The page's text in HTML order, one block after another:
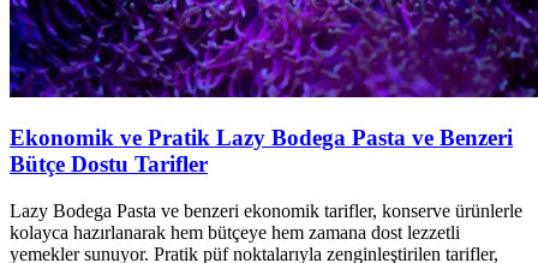
Ekonomik ve Pratik Lazy Bodega Pasta ve Benzeri
Bütçe Dostu Tarifler
Lazy Bodega Pasta ve benzeri ekonomik tarifler, konserve ürünlerle
kolayca hazırlanarak hem bütçeye hem zamana dost lezzetli
yemekler sunuyor. Pratik püf noktalarıyla zenginleştirilen tarifler,